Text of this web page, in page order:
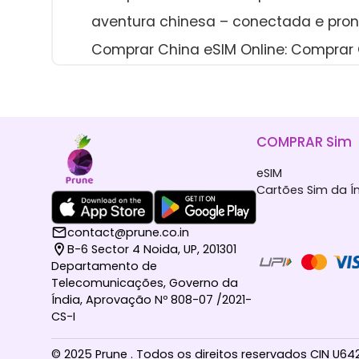
aventura chinesa – conectada e
Comprar China eSIM Online:
contact@prune.co.in
B-6 Sector 4 Noida, UP, 201301
Departamento de
Telecomunicações, Governo da
Índia, Aprovação Nº 808-07 /2021-
CS-I
COMPRAR Sim
eSIM
Cartões Sim da
© 2025 Prune . Todos os direitos reservados CIN